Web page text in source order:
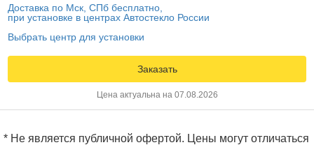
Доставка по Мск, СПб бесплатно,
при установке в центрах Автостекло России
Выбрать центр для установки
Заказать
Цена актуальна на 07.08.2026
* Не является публичной офертой. Цены могут отличаться